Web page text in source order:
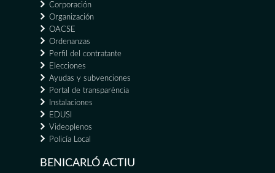
Corporación
Organización
OACSE
Ordenanzas
Perfil del contratante
Elecciones
Ayudas y subvenciones
Portal de transparència
Instalaciones
EDUSI
Videoplenos
Policía Local
BENICARLÓ ACTIU